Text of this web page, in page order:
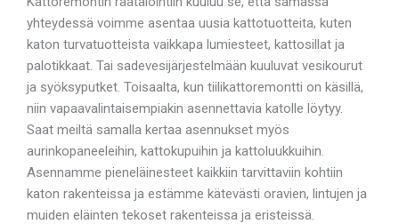
yhteydessä voimme asentaa uusia kattotuotteita, kuten
katon turvatuotteista vaikkapa lumiesteet, kattosillat ja
palotikkaat. Tai sadevesijärjestelmään kuuluvat vesikourut
ja syöksyputket. Toisaalta, kun tiilikattoremontti on käsillä,
niin vapaavalintaisempiakin asennettavia katolle löytyy.
Saat meiltä samalla kertaa asennukset myös
aurinkopaneeleihin, kattokupuihin ja kattoluukkuihin.
Asennamme pieneläinesteet kaikkiin tarvittaviin kohtiin
katon rakenteissa ja estämme kätevästi oravien, lintujen ja
muiden eläinten tekoset rakenteissa ja eristeissä.